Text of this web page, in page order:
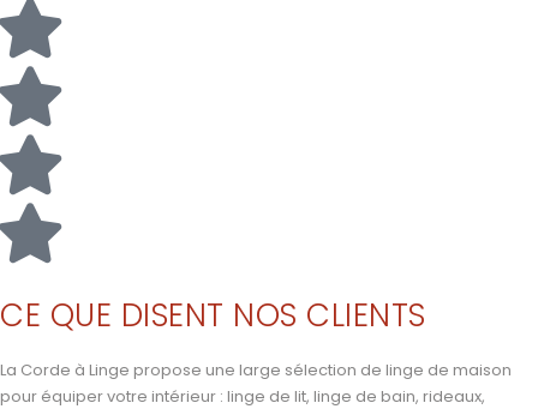
CE QUE DISENT NOS CLIENTS
La Corde à Linge propose une large sélection de linge de maison
pour équiper votre intérieur : linge de lit, linge de bain, rideaux,